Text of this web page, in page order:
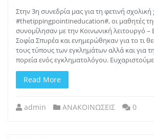
Στην 3η συνεδρία μας για τη φετινή
#thetippingpointineducation#, οι μαθητές
συνομίλησαν με την Κοινωνική λειτουργό
Σοφία Σπυρέα και ενημερώθηκαν για το τι
τους τύπους των εγκλημάτων αλλά και για
πορεία ενός εγκληματολόγου.
Read More
admin ΑΝΑΚΟΙΝΩΣΕΙΣ 0